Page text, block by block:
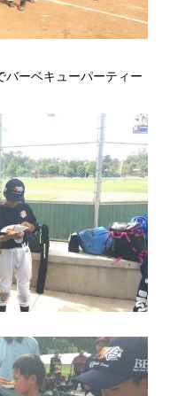
バーベキューパーティー